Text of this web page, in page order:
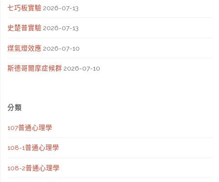
七巧板實驗 2026-07-13
史楚普實驗 2026-07-13
煤氣燈效應 2026-07-10
斯德哥爾摩症候群 2026-07-10
分類
107普通心理學
108-1普通心理學
108-2普通心理學